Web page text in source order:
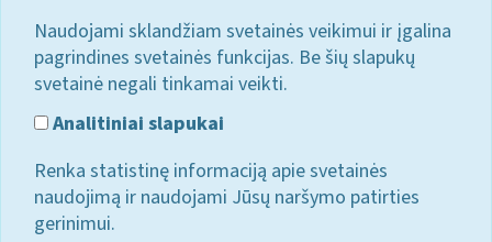
Naudojami sklandžiam svetainės veikimui ir įgalina
pagrindines svetainės funkcijas. Be šių slapukų
svetainė negali tinkamai veikti.
Analitiniai slapukai
Renka statistinę informaciją apie svetainės
naudojimą ir naudojami Jūsų naršymo patirties
gerinimui.